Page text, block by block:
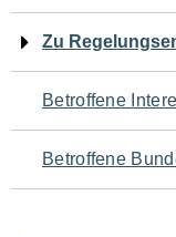
für
den
Zu
Betroffene
Betroffene